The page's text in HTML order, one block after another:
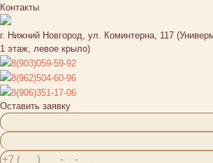
Контакты
г. Нижний Новгород, ул. Коминтерна, 117
1 этаж, левое крыло)
8(903)059-59-92
8(962)504-60-96
8(906)351-17-06
Оставить заявку